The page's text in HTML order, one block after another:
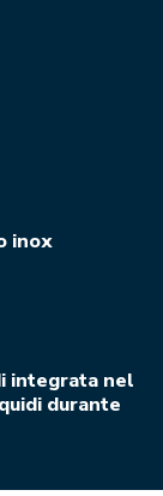
inox
integrata nel
durante